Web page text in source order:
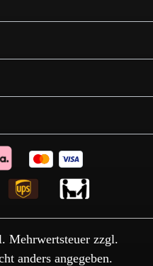
Mehrwertsteuer zzgl.
anders angegeben.